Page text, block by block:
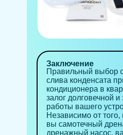
Заключение
Правильный выбор
слива конденсата
кондиционера в
залог долговечной
работы вашего
Независимо от
вы самотечный
дренажный насос,